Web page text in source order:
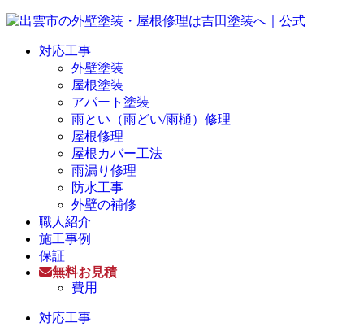
対応工事
外壁塗装
屋根塗装
アパート塗装
雨とい（雨どい/雨樋）修理
屋根修理
屋根カバー工法
雨漏り修理
防水工事
外壁の補修
職人紹介
施工事例
保証
無料お見積
費用
対応工事